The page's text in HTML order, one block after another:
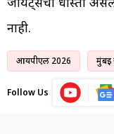
नाही.
आयपीएल 2026 मुंबई
Follow Us